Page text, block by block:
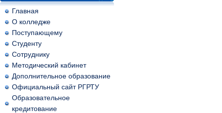
Главная
О колледже
Поступающему
Студенту
Сотруднику
Методический кабинет
Дополнительное образование
Официальный сайт РГРТУ
Образовательное
кредитование